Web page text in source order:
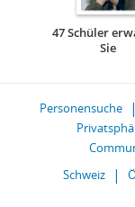
47 Schüler
Sie
Personensuche
Schweiz